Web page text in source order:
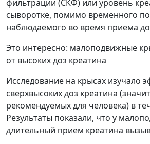
фильтрации (СКФ) или уровень
сыворотке, помимо временного
наблюдаемого во время приема
Это интересно: малоподвижные
от высоких доз креатина
Исследование на крысах изучало
сверхвысоких доз креатина
рекомендуемых для человека) в
Результаты показали, что у
длительный прием креатина